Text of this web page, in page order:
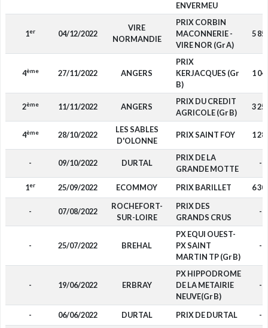
ENVERMEU
1er 04/12/2022
VIRE
NORMANDIE
PRIX CORBIN
MACONNERIE -
VIRE NOR (Gr A)
5
4ème 27/11/2022 ANGERS
PRIX
KERJACQUES (Gr
B)
1
2ème 11/11/2022 ANGERS
PRIX DU CREDIT
AGRICOLE (Gr B)
3
4ème 28/10/2022
LES SABLES
D'OLONNE
PRIX SAINT FOY 1
- 09/10/2022 DURTAL
PRIX DE LA
GRANDE MOTTE
-
1er 25/09/2022 ECOMMOY PRIX BARILLET 6
- 07/08/2022
ROCHEFORT-
SUR-LOIRE
PRIX DES
GRANDS CRUS
-
- 25/07/2022 BREHAL
PX EQUI OUEST-
PX SAINT
MARTIN TP (Gr B)
-
- 19/06/2022 ERBRAY
PX HIPPODROME
DE LA METAIRIE
NEUVE(Gr B)
-
- 06/06/2022 DURTAL PRIX DE DURTAL -